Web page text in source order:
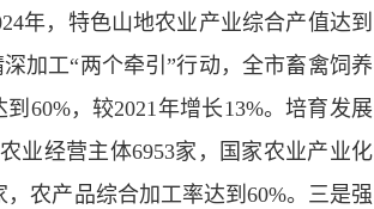
年，特色山地农业产业综合产值达到
加工“两个牵引”行动，全市畜禽饲养
60%，较2021年增长13%。培育发展
业经营主体6953家，国家农业产业化
农产品综合加工率达到60%。三是强